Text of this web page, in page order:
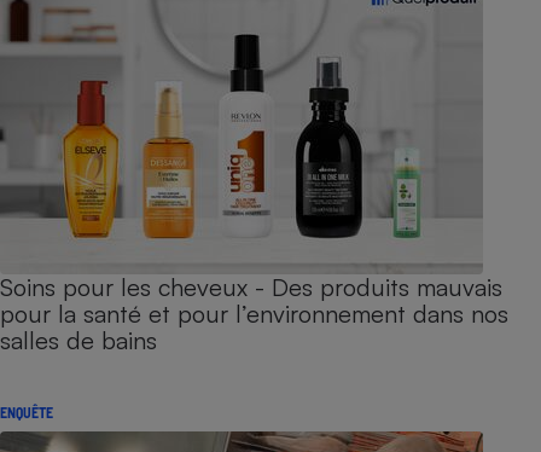
Soins pour les cheveux - Des produits mauvais
pour la santé et pour l’environnement dans nos
salles de bains
ENQUÊTE